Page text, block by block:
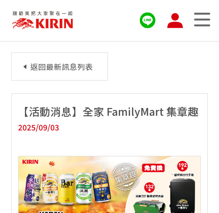
【活動消息】全家 FamilyMart 集章趣
2025/09/03
返回最新訊息列表